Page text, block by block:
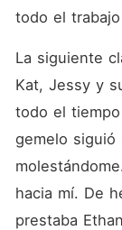
todo el
La siguiente
Kat, Jessy y
todo el
gemelo siguió
hacia mí. De
prestaba